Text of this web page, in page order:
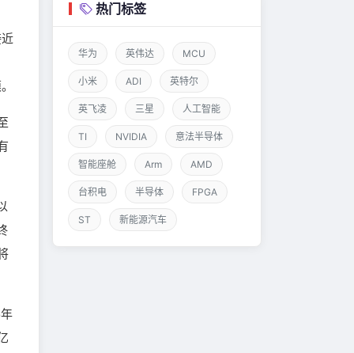
热门标签
华为 英伟达 MCU
小米 ADI 英特尔
英飞凌 三星 人工智能
TI NVIDIA 意法半导体
智能座舱 Arm AMD
台积电 半导体 FPGA
ST 新能源汽车